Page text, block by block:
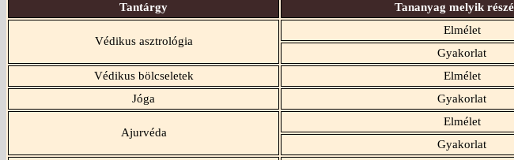
Tantárgy Tananyag melyik
Védikus asztrológia
Elmélet
Gyakorlat
Védikus bölcseletek
Elmélet
Jóga
Gyakorlat
Ajurvéda
Elmélet
Gyakorlat